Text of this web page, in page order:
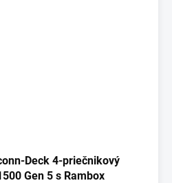
Deck 4-priečnikový
Gen 5 s Rambox